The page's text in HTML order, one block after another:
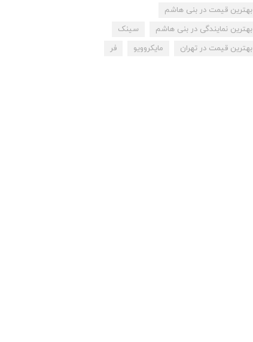
بهترین قیمت در بنی هاشم
بهترین نمایندگی در بنی هاشم
سینک
بهترین قیمت در تهران
مایکروویو فر